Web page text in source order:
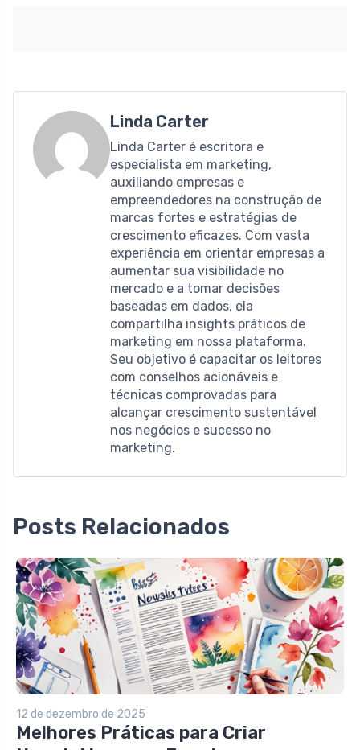
Linda Carter
Linda Carter é escritora e
especialista em marketing,
auxiliando empresas e
empreendedores na construção de
marcas fortes e estratégias de
crescimento eficazes. Com vasta
experiência em orientar empresas a
aumentar sua visibilidade no
mercado e a tomar decisões
baseadas em dados, ela
compartilha insights práticos de
marketing em nossa plataforma.
Seu objetivo é capacitar os leitores
com conselhos acionáveis ​​e
técnicas comprovadas para
alcançar crescimento sustentável
nos negócios e sucesso no
marketing.
Posts Relacionados
12 de dezembro de 2025
Melhores Práticas para Criar